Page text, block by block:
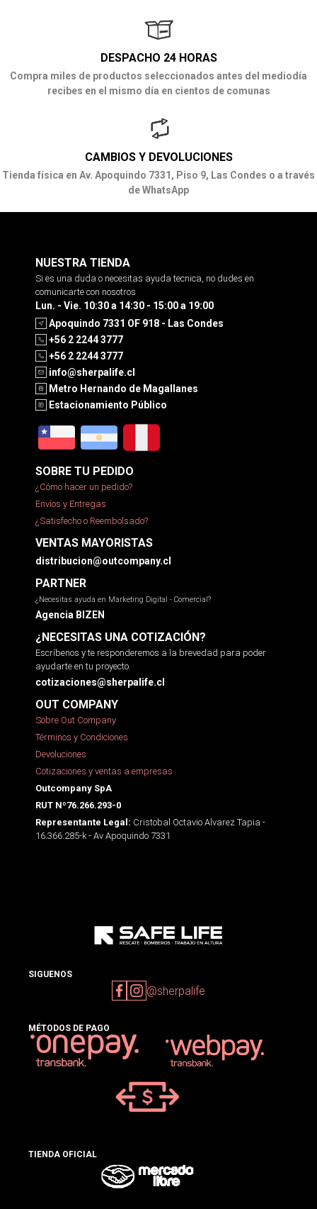
DESPACHO 24 HORAS
Compra miles de productos seleccionados antes del mediodía
recibes en el mismo día en cientos de comunas
CAMBIOS Y DEVOLUCIONES
Tienda física en Av. Apoquindo 7331, Piso 9, Las Condes o a través
de WhatsApp
NUESTRA TIENDA
Si es una duda o necesitas ayuda tecnica, no dudes en
comunicarte con nosotros
Lun. - Vie. 10:30 a 14:30 - 15:00 a 19:00
Apoquindo 7331 OF 918 - Las Condes
+56 2 2244 3777
+56 2 2244 3777
info@sherpalife.cl
Metro Hernando de Magallanes
Estacionamiento Público
SOBRE TU PEDIDO
¿Cómo hacer un pedido?
Envíos y Entregas
¿Satisfecho o Reembolsado?
VENTAS MAYORISTAS
distribucion@outcompany.cl
PARTNER
¿Necesitas ayuda en Marketing Digital - Comercial?
Agencia BIZEN
¿NECESITAS UNA COTIZACIÓN?
Escríbenos y te responderemos a la brevedad para poder
ayudarte en tu proyecto.
cotizaciones@sherpalife.cl
OUT COMPANY
Sobre Out Company
Términos y Condiciones
Devoluciones
Cotizaciones y ventas a empresas
Outcompany SpA
RUT Nº76.266.293-0
Representante Legal: Cristobal Octavio Alvarez Tapia -
16.366.285-k - Av Apoquindo 7331
SIGUENOS
@sherpalife
MÉTODOS DE PAGO
TIENDA OFICIAL